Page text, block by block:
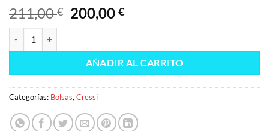
211,00€ El
precio
era:
211,00 €.
200,00€El
es:
200,00 €.
AÑADIR AL CARRITO
Categorías: Bolsas, Cressi